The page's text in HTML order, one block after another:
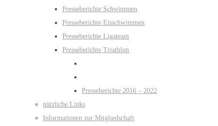
Presseberichte Schwimmen
Presseberichte Eisschwimmen
Presseberichte Ligateam
Presseberichte Triathlon
Presseberichte 2016 – 2022
nützliche Links
Informationen zur Mitgliedschaft